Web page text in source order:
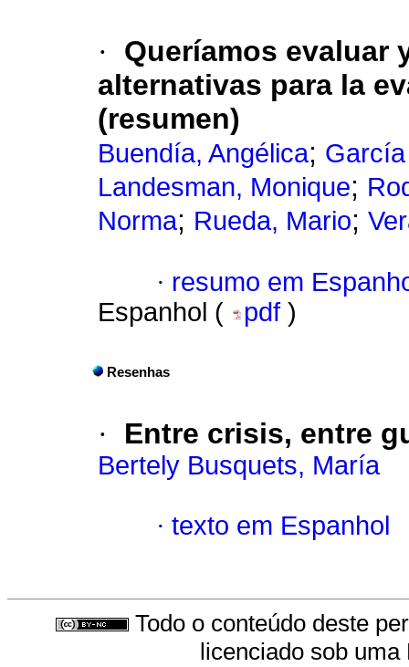
·
Queríamos evaluar
alternativas para la
(resumen)
Buendía, Angélica;
Landesman, Monique;
Norma; Rueda, Mario;
· resumo em
Espanhol (
pdf )
Resenhas
· Entre crisis, entre
Bertely Busquets, María
· texto em Espanhol
Todo o conteúdo deste
licenciado sob uma